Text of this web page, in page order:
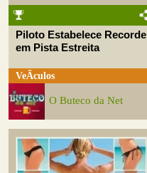
Piloto Estabelece Recorde
em Pista Estreita
VeÃ­culos
O Buteco da Net